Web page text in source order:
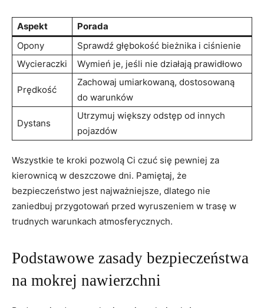
Aspekt
Porada
Opony
Sprawdź‍ głębokość bieżnika i ‌ciśnienie
Wycieraczki
Wymień je, jeśli nie działają prawidłowo
Prędkość
Zachowaj umiarkowaną, dostosowaną
do warunków
Dystans
Utrzymuj większy odstęp od innych
pojazdów
Wszystkie te‍ kroki pozwolą ⁢Ci czuć⁤ się pewniej za
‌kierownicą w ‍deszczowe dni. Pamiętaj, że
⁣bezpieczeństwo jest najważniejsze, dlatego nie
zaniedbuj ​przygotowań przed wyruszeniem ⁣w trasę w
trudnych warunkach ⁢atmosferycznych.
Podstawowe zasady ⁢bezpieczeństwa
na mokrej nawierzchni